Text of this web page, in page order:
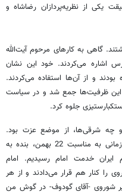
یکی از نظریه‌پردازان رضا‌شاه و
گاهی به کارهای مرحوم آیت‌الله
اشاره می‌کردند. خود این نشان
و از آن‌ها استفاده می‌کردند.
ظرفیت‌ها جمع شد و در سیاست
جلوه کرد.
و چه شرقی‌ها، از موضع عزت بود.
ایشان استقلال رأی خود را حفظ می‌کردند. زمانی به مناسبت 22 بهمن، بنده به
ایران خدمت امام رسیدیم. امام
را کنار هم قرار می‌دادند و از هر
شوروی -آقای گودوف- در گوش من